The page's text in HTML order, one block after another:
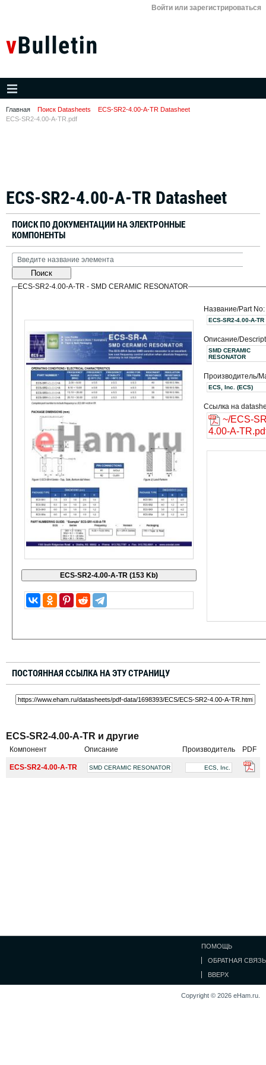
Войти или зарегистрироваться
Главная Поиск Datasheets
ECS-SR2-4.00-A-TR Datasheet
ECS-SR2-4.00-A-TR.pdf
ECS-SR2-4.00-A-TR Datasheet
ПОИСК ПО ДОКУМЕНТАЦИИ НА ЭЛЕКТРОННЫЕ
КОМПОНЕНТЫ
Поиск
ECS-SR2-4.00-A-TR - SMD CERAMIC RESONATOR
Название/Part No:
ECS-SR2-4.00-A-TR
Описание/
SMD CERAMIC
RESONATOR
Производитель/
ECS, Inc. (ECS)
Ссылка на
~/ECS-
4.00-A-
ПОСТОЯННАЯ ССЫЛКА НА ЭТУ СТРАНИЦУ
ECS-SR2-4.00-A-TR и другие
Компонент Описание Производитель PDF
ECS-SR2-4.00-A-TR SMD CERAMIC RESONATOR ECS, Inc.
ПОМОЩЬ
ОБРАТНАЯ СВЯЗЬ
ВВЕРХ
Copyright © 2026 eHam.ru.